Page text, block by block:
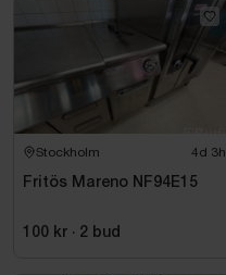
Stockholm 4d 3h
Fritös Mareno NF94E15
100 kr · 2 bud